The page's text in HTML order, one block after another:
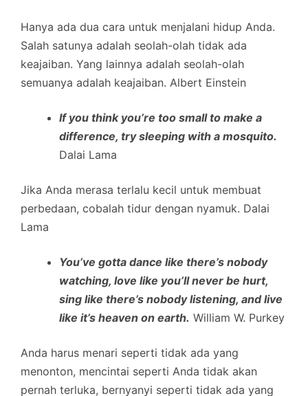
Hanya ada dua cara untuk menjalani hidup Anda.
Salah satunya adalah seolah-olah tidak ada
keajaiban. Yang lainnya adalah seolah-olah
semuanya adalah keajaiban. Albert Einstein
If you think you’re too small to make a
difference, try sleeping with a mosquito.
Dalai Lama
Jika Anda merasa terlalu kecil untuk membuat
perbedaan, cobalah tidur dengan nyamuk. Dalai
Lama
You’ve gotta dance like there’s nobody
watching, love like you’ll never be hurt,
sing like there’s nobody listening, and live
like it’s heaven on earth. William W. Purkey
Anda harus menari seperti tidak ada yang
menonton, mencintai seperti Anda tidak akan
pernah terluka, bernyanyi seperti tidak ada yang